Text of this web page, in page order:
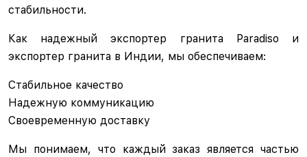
стабильности.
Как надежный экспортер гранита Paradiso и
экспортер гранита в Индии, мы обеспечиваем:
Стабильное качество
Надежную коммуникацию
Своевременную доставку
Мы понимаем, что каждый заказ является частью